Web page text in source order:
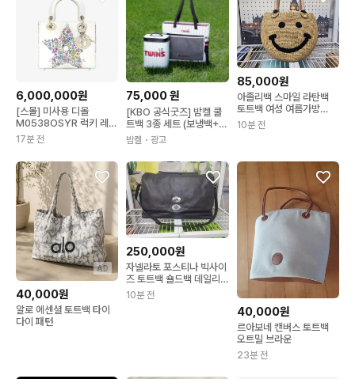
6,000,000원
[스몰] 미사용 디올
M0538OSYR 럭키 레이
디 디올 토트백
B1226C321
17분 전
75,000원
[KBO 공식굿즈] 밤켈 쿨
트백 3종 세트 (보냉백+토
트백+자켓 그리퍼)
밤켈 ・광고
85,000원
아졸리백 스마일 라탄백
토트백 여성 여름가방
GD46
10분 전
AD
40,000원
알로 에센셜 토트백 타이
다이 패턴
250,000원
자넬라토 포스티나 빅사이
즈 토트백 숄드백 데일리
여성가방
10분 전
40,000원
르아보네 캔버스 토트백
오트밀 브라운
23분 전